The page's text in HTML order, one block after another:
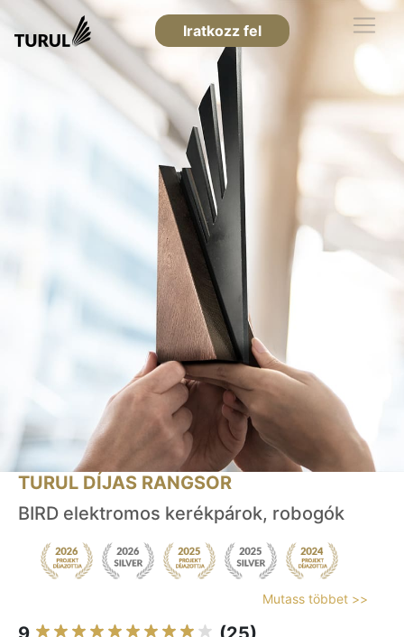
Iratkozz fel
TURUL DÍJAS RANGSOR
BIRD elektromos kerékpárok, robogók
Mutass többet >>